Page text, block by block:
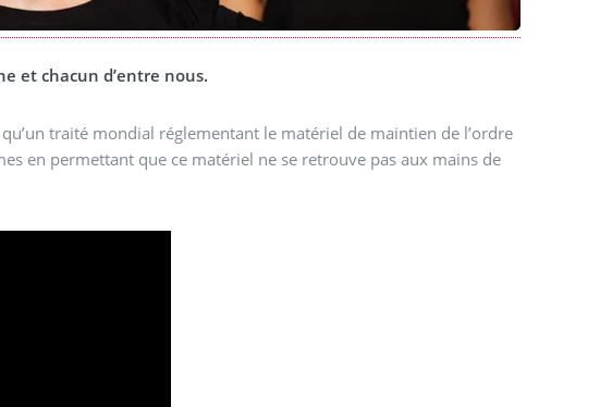
et chacun d’entre nous.
traité mondial réglementant le matériel de maintien de l’ordre
en permettant que ce matériel ne se retrouve pas aux mains de